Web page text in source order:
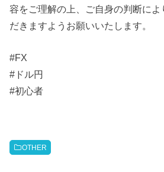
容をご理解の上、ご自身の判断に
だきますようお願いいたします。
#FX
#ドル円
#初心者
OTHER